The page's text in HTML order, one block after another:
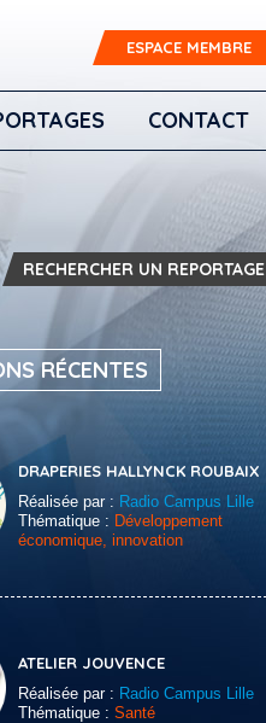
ESPACE MEMBRE
CONTACT
RECHERCHER UN REPORTAGE
RÉCENTES
DRAPERIES HALLYNCK ROUBAIX
Réalisée par : Radio Campus Lille
Thématique : Développement
économique, innovation
ATELIER JOUVENCE
Réalisée par : Radio Campus Lille
Thématique : Santé